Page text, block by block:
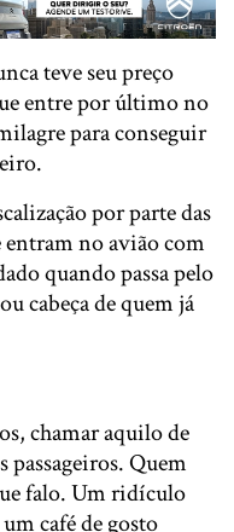
teve seu preço
entre por último no
para conseguir
por parte das
entram no avião com
quando passa pelo
cabeça de quem já
chamar aquilo de
passageiros. Quem
falo. Um ridículo
café de gosto